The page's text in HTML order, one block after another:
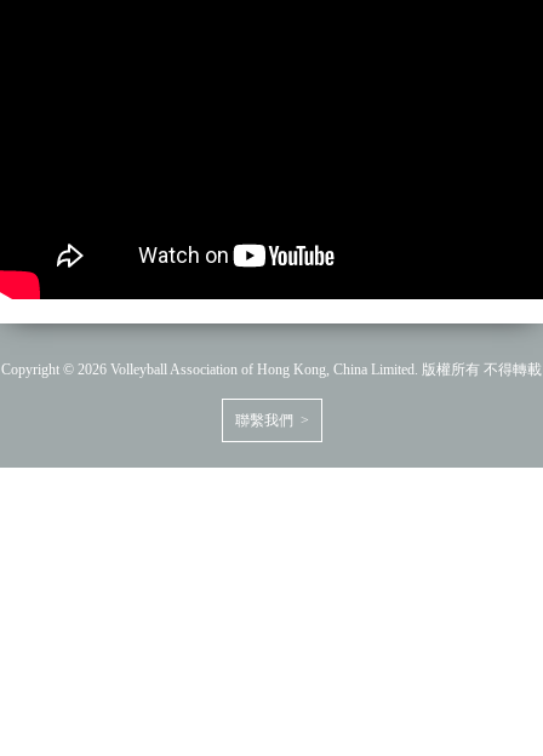
Copyright © 2026 Volleyball Association of Hong Kong, China Limited. 版權所有 不得轉載
聯繫我們 >